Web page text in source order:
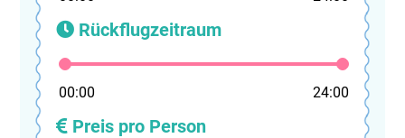
Rückflugzeitraum
00:00 24:00
Preis pro Person